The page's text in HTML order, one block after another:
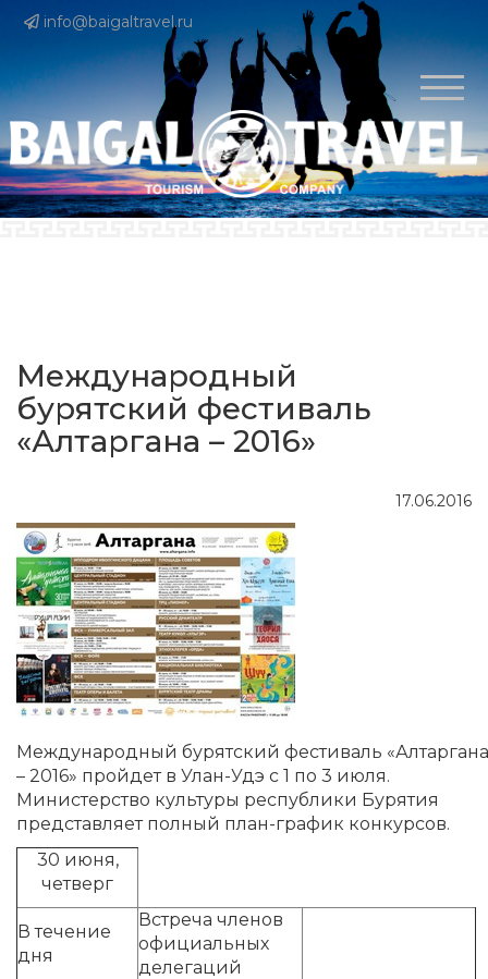
info@baigaltravel.ru
Международный
бурятский фестиваль
«Алтаргана – 2016»
17.06.2016
Международный бурятский фестиваль «Алтаргана
– 2016» пройдет в Улан-Удэ с 1 по 3 июля.
Министерство культуры республики Бурятия
представляет полный план-график конкурсов.
30 июня,
четверг
В течение
дня
Встреча членов
официальных
делегаций